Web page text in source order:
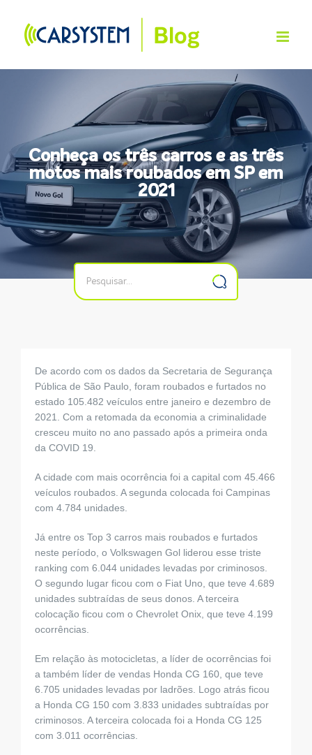
Conheça os três carros e as três
motos mais roubados em SP em
2021
De acordo com os dados da Secretaria de Segurança
Pública de São Paulo, foram roubados e furtados no
estado 105.482 veículos entre janeiro e dezembro de
2021. Com a retomada da economia a criminalidade
cresceu muito no ano passado após a primeira onda
da COVID 19.
A cidade com mais ocorrência foi a capital com 45.466
veículos roubados. A segunda colocada foi Campinas
com 4.784 unidades.
Já entre os Top 3 carros mais roubados e furtados
neste período, o Volkswagen Gol liderou esse triste
ranking com 6.044 unidades levadas por criminosos.
O segundo lugar ficou com o Fiat Uno, que teve 4.689
unidades subtraídas de seus donos. A terceira
colocação ficou com o Chevrolet Onix, que teve 4.199
ocorrências.
Em relação às motocicletas, a líder de ocorrências foi
a também líder de vendas Honda CG 160, que teve
6.705 unidades levadas por ladrões. Logo atrás ficou
a Honda CG 150 com 3.833 unidades subtraídas por
criminosos. A terceira colocada foi a Honda CG 125
com 3.011 ocorrências.
Buscar
resultados